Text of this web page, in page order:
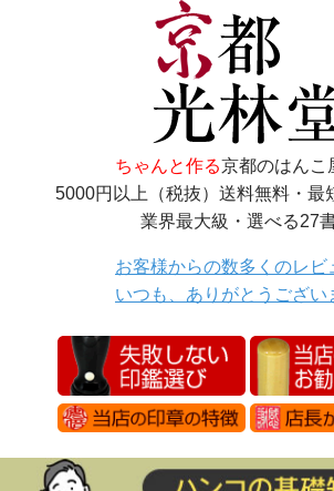
ちゃんと作る京都のはんこ
5000円以上（税抜）送料無料・最
業界最大級・選べる27
お客様からの数多くのレビ
いつも、ありがとうござい